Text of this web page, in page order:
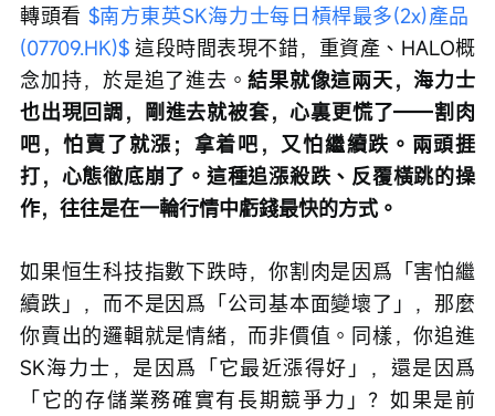
轉頭看 $南方東英SK海力士每日槓桿最多(2x)產品
(07709.HK)$ 這段時間表現不錯，重資產、HALO概
念加持，於是追了進去。結果就像這兩天，海力士
也出現回調，剛進去就被套，心裏更慌了——割肉
吧，怕賣了就漲；拿着吧，又怕繼續跌。兩頭捱
打，心態徹底崩了。這種追漲殺跌、反覆橫跳的操
作，往往是在一輪行情中虧錢最快的方式。
如果恒生科技指數下跌時，你割肉是因爲「害怕繼
續跌」，而不是因爲「公司基本面變壞了」，那麼
你賣出的邏輯就是情緒，而非價值。同樣，你追進
SK海力士，是因爲「它最近漲得好」，還是因爲
「它的存儲業務確實有長期競爭力」？如果是前